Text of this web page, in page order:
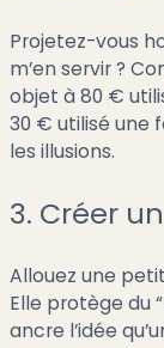
Projetez-vous
m’en servir ?
objet à 80 €
30 € utilisé une
les illusions.
3. Créer
Allouez une
Elle protège du
ancre l’idée